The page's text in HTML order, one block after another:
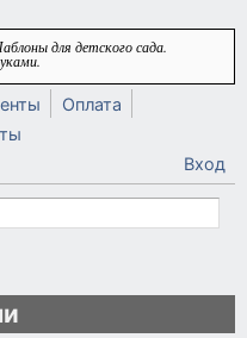
для детского сада.
Оплата
Вход